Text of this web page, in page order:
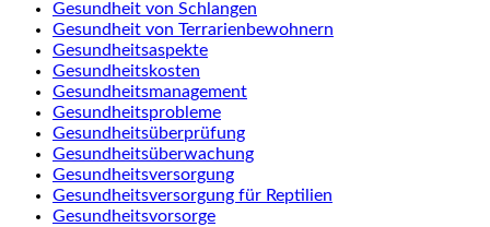
Gesundheit von Schlangen
Gesundheit von Terrarienbewohnern
Gesundheitsaspekte
Gesundheitskosten
Gesundheitsmanagement
Gesundheitsprobleme
Gesundheitsüberprüfung
Gesundheitsüberwachung
Gesundheitsversorgung
Gesundheitsversorgung für Reptilien
Gesundheitsvorsorge